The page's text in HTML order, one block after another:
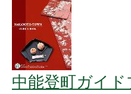
中能登町ガイ